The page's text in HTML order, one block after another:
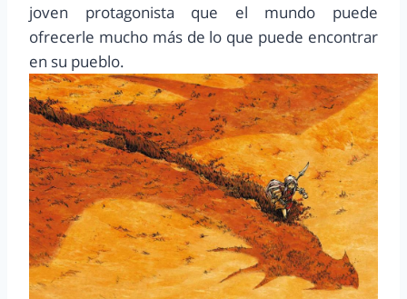
joven protagonista que el mundo puede
ofrecerle mucho más de lo que puede encontrar
en su pueblo.